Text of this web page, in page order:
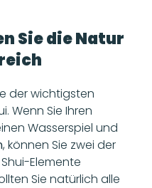
Sie die Natur
der wichtigsten
Wenn Sie Ihren
, können Sie zwei der
Elemente
Sie natürlich alle